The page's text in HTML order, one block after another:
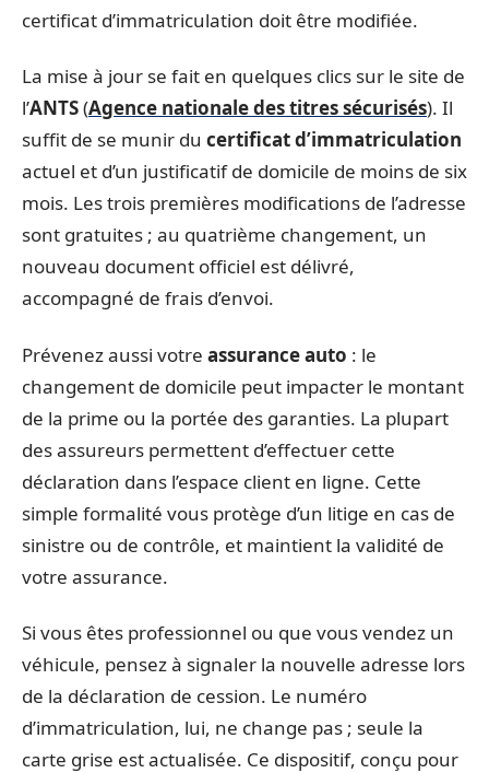
certificat d’immatriculation doit être modifiée.
La mise à jour se fait en quelques clics sur le site de
l’ANTS(Agence nationale des titres sécurisés). Il
suffit de se munir du certificat d’immatriculation
actuel et d’un justificatif de domicile de moins de six
mois. Les trois premières modifications de l’adresse
sont gratuites ; au quatrième changement, un
nouveau document officiel est délivré,
accompagné de frais d’envoi.
Prévenez aussi votre assurance auto : le
changement de domicile peut impacter le montant
de la prime ou la portée des garanties. La plupart
des assureurs permettent d’effectuer cette
déclaration dans l’espace client en ligne. Cette
simple formalité vous protège d’un litige en cas de
sinistre ou de contrôle, et maintient la validité de
votre assurance.
Si vous êtes professionnel ou que vous vendez un
véhicule, pensez à signaler la nouvelle adresse lors
de la déclaration de cession. Le numéro
d’immatriculation, lui, ne change pas ; seule la
carte grise est actualisée. Ce dispositif, conçu pour